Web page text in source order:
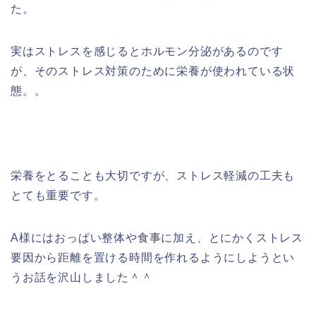
た。
実はストレスを感じるとホルモン分泌があるのです
が、そのストレス対策のために栄養が使われている状
態。。
栄養をとることも大切ですが、ストレス軽減の工夫も
とても重要です。
A様にはおっぱい整体や食事に加え、とにかくストレス
要因から距離を置ける時間を作れるようにしようとい
うお話を沢山しました＾＾